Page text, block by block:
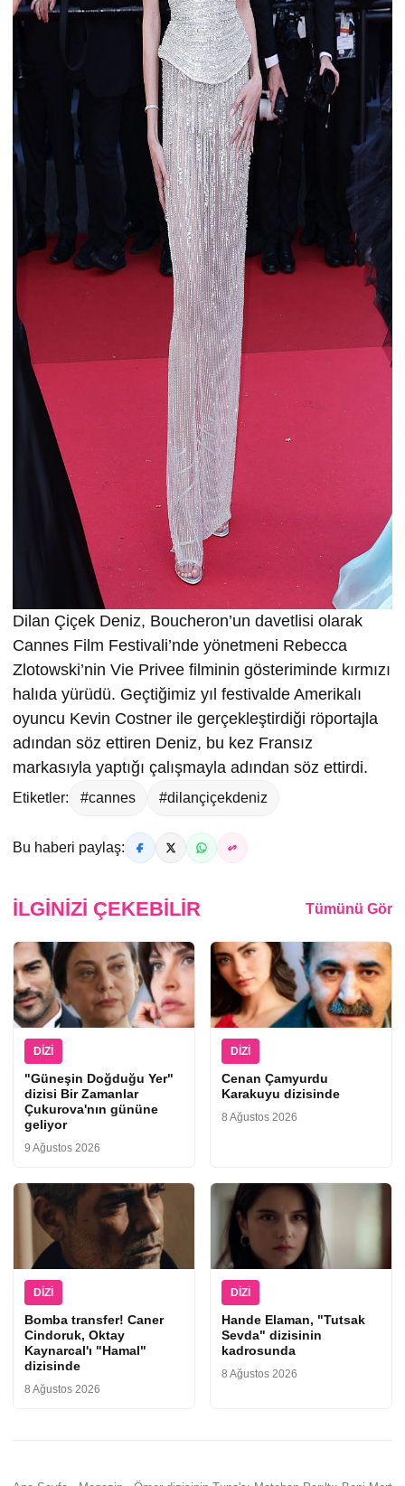
Dilan Çiçek Deniz, Boucheron’un davetlisi olarak
Cannes Film Festivali’nde yönetmeni Rebecca
Zlotowski’nin Vie Privee filminin gösteriminde kırmızı
halıda yürüdü. Geçtiğimiz yıl festivalde Amerikalı
oyuncu Kevin Costner ile gerçekleştirdiği röportajla
adından söz ettiren Deniz, bu kez Fransız
markasıyla yaptığı çalışmayla adından söz ettirdi.
Etiketler: #cannes #dilançiçekdeniz
Bu haberi paylaş:
İLGINIZI ÇEKEBILIR Tümünü Gör
DIZI
"Güneşin Doğduğu Yer"
dizisi Bir Zamanlar
Çukurova'nın gününe
geliyor
9 Ağustos 2026
DIZI
Cenan Çamyurdu
Karakuyu dizisinde
8 Ağustos 2026
DIZI
Bomba transfer! Caner
Cindoruk, Oktay
Kaynarcal'ı "Hamal"
dizisinde
8 Ağustos 2026
DIZI
Hande Elaman, "Tutsak
Sevda" dizisinin
kadrosunda
8 Ağustos 2026